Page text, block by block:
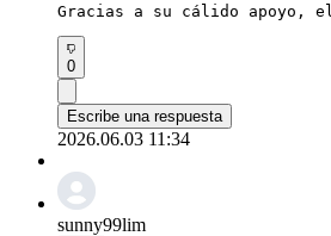
Gracias a su cálido apoyo,
0
Escribe una respuesta
2026.06.03 11:34
sunny99lim